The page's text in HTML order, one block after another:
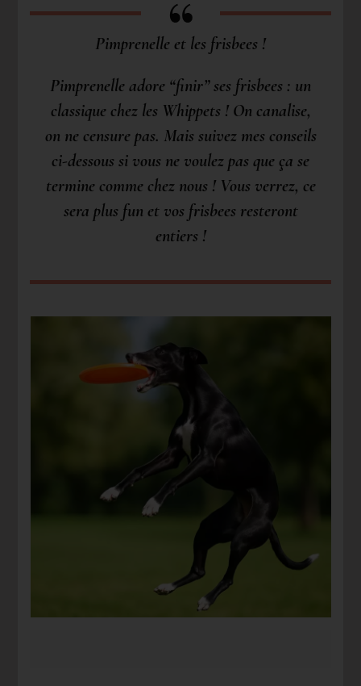
Pimprenelle et les frisbees !
Pimprenelle adore “finir” ses frisbees : un
classique chez les Whippets ! On canalise,
on ne censure pas. Mais suivez mes conseils
ci-dessous si vous ne voulez pas que ça se
termine comme chez nous ! Vous verrez, ce
sera plus fun et vos frisbees resteront
entiers !